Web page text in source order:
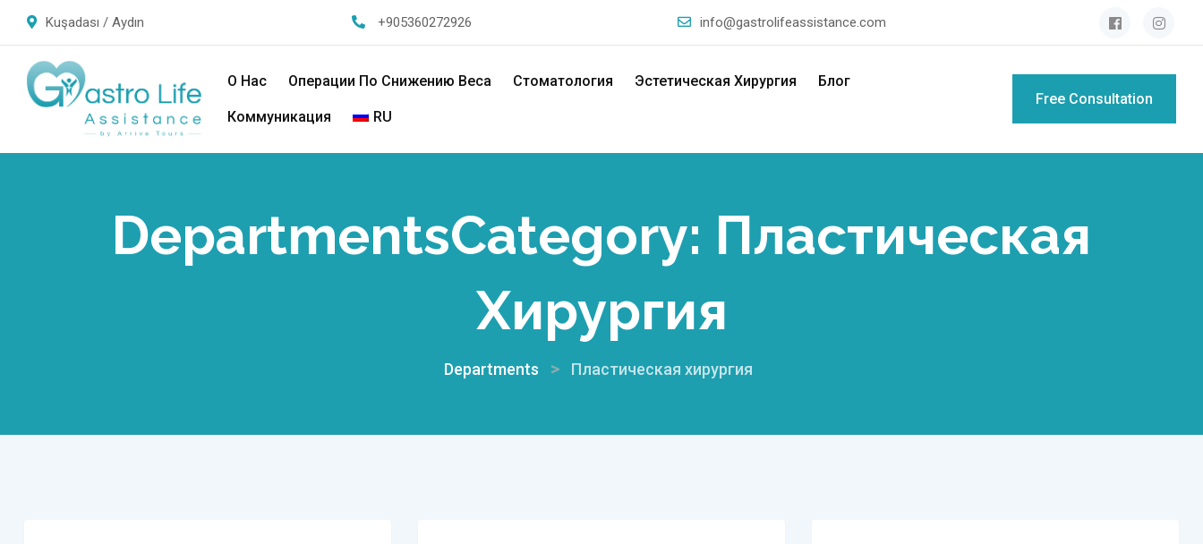
Kuşadası / Aydın +905360272926 info@gastrolifeassistance.com
О Нас Операции По Снижению Веса Стоматология Эстетическая Хирургия Блог
Коммуникация RU
Free Consultation
DepartmentsCategory: Пластическая
Хирургия
Departments > Пластическая хирургия